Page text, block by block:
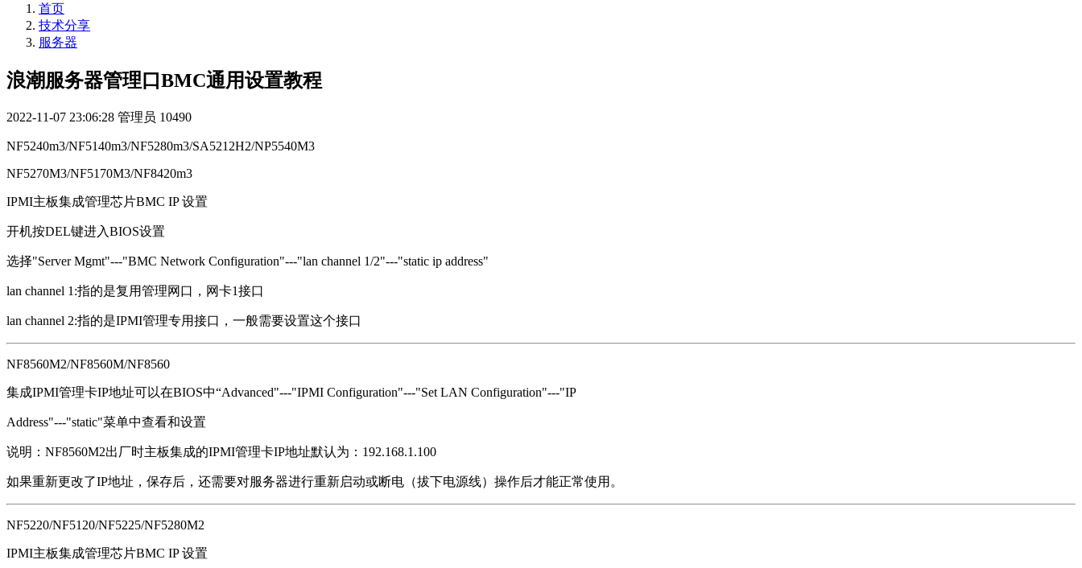
首页
技术分享
服务器
浪潮服务器管理口BMC通用设置教程
2022-11-07 23:06:28 管理员 10490
NF5240m3/NF5140m3/NF5280m3/SA5212H2/NP5540M3
NF5270M3/NF5170M3/NF8420m3
IPMI主板集成管理芯片BMC IP 设置
开机按DEL键进入BIOS设置
选择"Server Mgmt"---"BMC Network Configuration"---"lan channel 1/2"---"static ip address"
lan channel 1:指的是复用管理网口，网卡1接口
lan channel 2:指的是IPMI管理专用接口，一般需要设置这个接口
NF8560M2/NF8560M/NF8560
集成IPMI管理卡IP地址可以在BIOS中“Advanced"---"IPMI Configuration"---"Set LAN Configuration"---"IP
Address"---"static"菜单中查看和设置
说明：NF8560M2出厂时主板集成的IPMI管理卡IP地址默认为：192.168.1.100
如果重新更改了IP地址，保存后，还需要对服务器进行重新启动或断电（拔下电源线）操作后才能正常使用。
NF5220/NF5120/NF5225/NF5280M2
IPMI主板集成管理芯片BMC IP 设置